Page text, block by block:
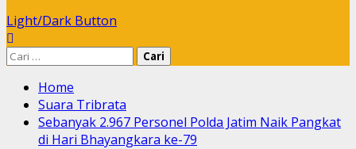
Light/Dark Button
Cari
Home
Suara Tribrata
Sebanyak 2.967 Personel Polda Jatim Naik Pangkat
di Hari Bhayangkara ke-79